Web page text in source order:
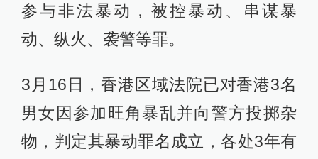
参与非法暴动，被控暴动、串谋暴
动、纵火、袭警等罪。
3月16日，香港区域法院已对香港3名
男女因参加旺角暴乱并向警方投掷杂
物，判定其暴动罪名成立，各处3年有